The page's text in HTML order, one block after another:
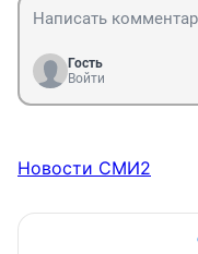
Гость
Войти
Новости СМИ2